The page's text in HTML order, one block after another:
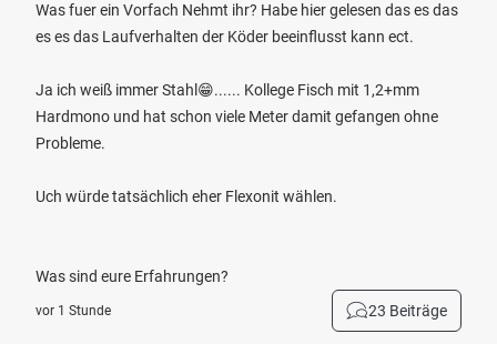
Was fuer ein Vorfach Nehmt ihr? Habe hier gelesen das es das
es es das Laufverhalten der Köder beeinflusst kann ect.
Ja ich weiß immer Stahl😁...... Kollege Fisch mit 1,2+mm
Hardmono und hat schon viele Meter damit gefangen ohne
Probleme.
Uch würde tatsächlich eher Flexonit wählen.
Was sind eure Erfahrungen?
vor 1 Stunde 23 Beiträge